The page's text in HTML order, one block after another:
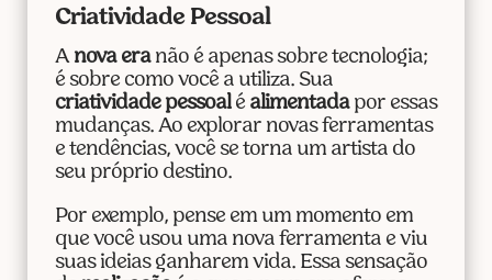
Criatividade Pessoal
A nova eranão é apenas sobre tecnologia;
é sobre como você a utiliza. Sua
criatividade pessoalé alimentadapor essas
mudanças. Ao explorar novas ferramentas
e tendências, você se torna um artista do
seu próprio destino.
Por exemplo, pense em um momento em
que você usou uma nova ferramenta e viu
suas ideias ganharem vida. Essa sensação